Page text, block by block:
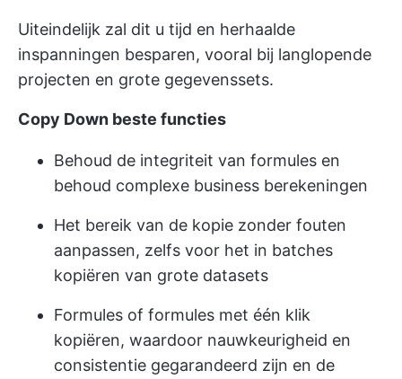
Uiteindelijk zal dit u tijd en herhaalde
inspanningen besparen, vooral bij langlopende
projecten en grote gegevenssets.
Copy Down beste functies
Behoud de integriteit van formules en
behoud complexe business berekeningen
Het bereik van de kopie zonder fouten
aanpassen, zelfs voor het in batches
kopiëren van grote datasets
Formules of formules met één klik
kopiëren, waardoor nauwkeurigheid en
consistentie gegarandeerd zijn en de